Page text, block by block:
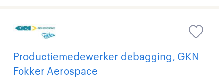
Productiemedewerker debagging, GKN
Fokker Aerospace